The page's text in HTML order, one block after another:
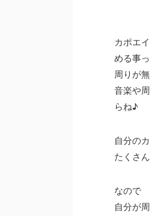
カポエ
める事
周りが
音楽や
らね♪
自分の
たくさ
なので
自分が